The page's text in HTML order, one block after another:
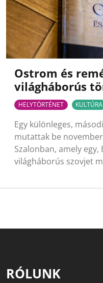
Ostrom és
világháborús
HELYTÖRTÉNET KULTÚRA
Egy különleges,
mutattak be november
Szalonban, amely
világháborús szovjet
RÓLUNK